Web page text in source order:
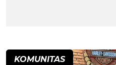
KOMUNITAS